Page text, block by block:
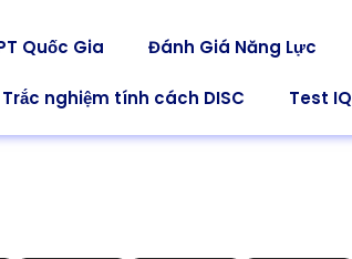
Quốc Gia Đánh Giá Năng Lực
Trắc nghiệm tính cách DISC Test IQ